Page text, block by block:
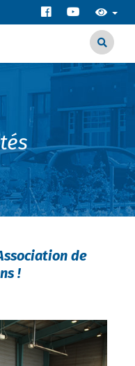
de
!